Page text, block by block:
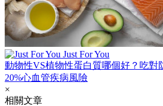
Just For You
動物性VS植物性蛋白質哪個好？吃對
20%心血管疾病風險
×
相關文章